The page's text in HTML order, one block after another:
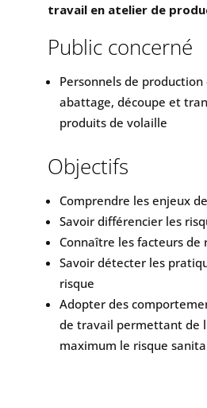
travail en atelier de
Public concerné
Personnels de production
abattage, découpe et
produits de volaille
Objectifs
Comprendre les enjeux
Savoir différencier les
Connaître les facteurs de
Savoir détecter les
risque
Adopter des
de travail permettant de
maximum le risque